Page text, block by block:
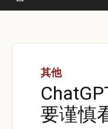
其他
要谨慎